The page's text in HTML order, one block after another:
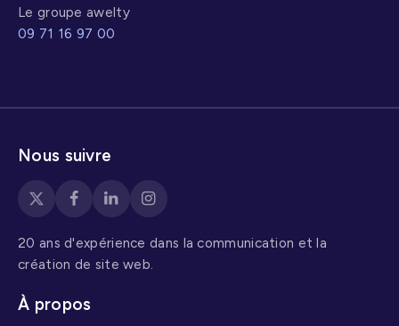
Le groupe awelty
09 71 16 97 00
Nous suivre
20 ans d'expérience dans la communication et la
création de site web.
À propos